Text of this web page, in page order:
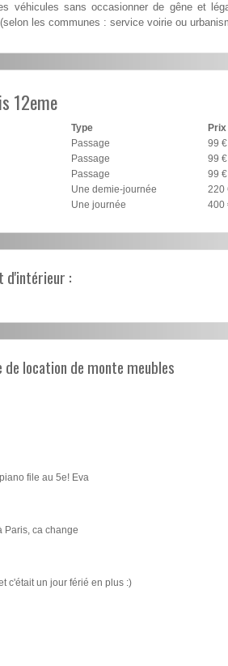
véhicules sans occasionner de gêne et
(selon les communes : service voirie ou
12eme
Type
Prix
Passage
99 €
Passage
99 €
Passage
99 €
Une demie-journée
220
Une journée 400
d'intérieur :
location de monte meubles
file au 5e! Eva
Paris, ca change
c'était un jour férié en plus :)